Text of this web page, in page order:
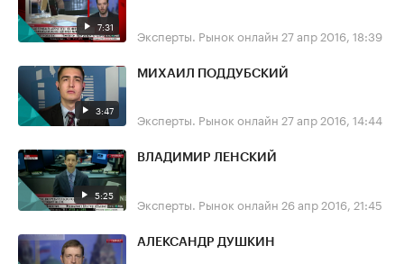
7:31 Эксперты. Рынок онлайн 27 апр 2016, 18:39
3:47
МИХАИЛ ПОДДУБСКИЙ
Эксперты. Рынок онлайн 27 апр 2016, 14:44
5:25
ВЛАДИМИР ЛЕНСКИЙ
Эксперты. Рынок онлайн 26 апр 2016, 21:45
АЛЕКСАНДР ДУШКИН